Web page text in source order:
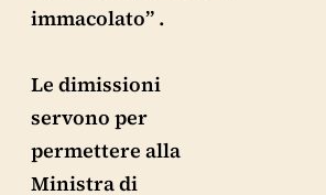
immacolato” .
Le dimissioni
servono per
permettere alla
Ministra di